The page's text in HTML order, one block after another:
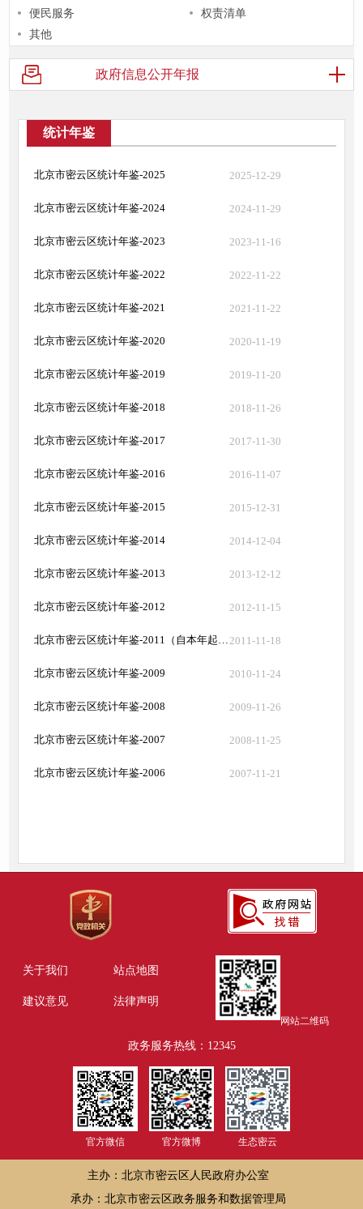
便民服务
权责清单
其他
政府信息公开年报
统计年鉴
北京市密云区统计年鉴-2025 2025-12-29
北京市密云区统计年鉴-2024 2024-11-29
北京市密云区统计年鉴-2023 2023-11-16
北京市密云区统计年鉴-2022 2022-11-22
北京市密云区统计年鉴-2021 2021-11-22
北京市密云区统计年鉴-2020 2020-11-19
北京市密云区统计年鉴-2019 2019-11-20
北京市密云区统计年鉴-2018 2018-11-26
北京市密云区统计年鉴-2017 2017-11-30
北京市密云区统计年鉴-2016 2016-11-07
北京市密云区统计年鉴-2015 2015-12-31
北京市密云区统计年鉴-2014 2014-12-04
北京市密云区统计年鉴-2013 2013-12-12
北京市密云区统计年鉴-2012 2012-11-15
北京市密云区统计年鉴-2011（自本年起，年鉴标题更改为出版年份）2011-11-18
北京市密云区统计年鉴-2009 2010-11-24
北京市密云区统计年鉴-2008 2009-11-26
北京市密云区统计年鉴-2007 2008-11-25
北京市密云区统计年鉴-2006 2007-11-21
关于我们 站点地图
建议意见 法律声明
网站二维码
政务服务热线：12345
官方微信 官方微博 生态密云
主办：北京市密云区人民政府办公室
承办：北京市密云区政务服务和数据管理局